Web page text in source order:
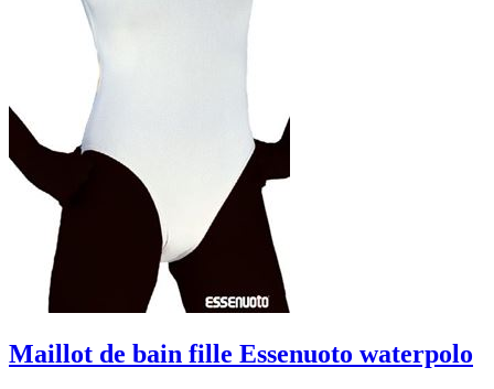
Maillot de bain fille Essenuoto waterpolo